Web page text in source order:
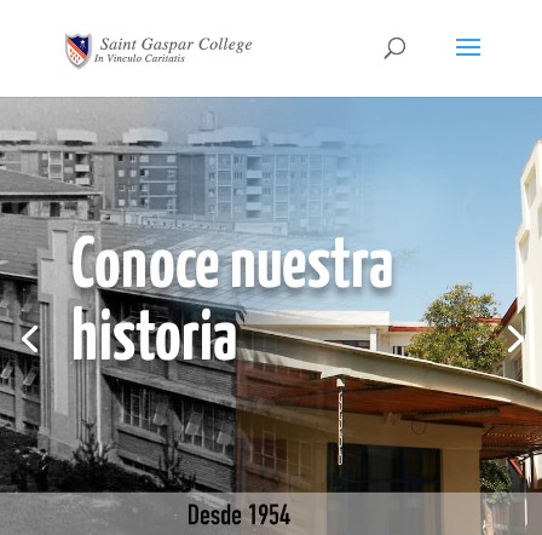
Conoce nuestra
historia